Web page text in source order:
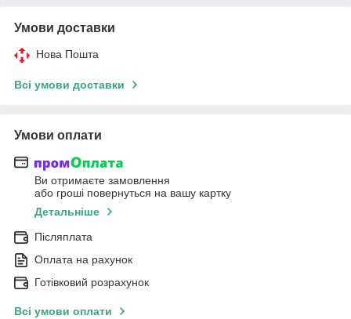
Умови доставки
Нова Пошта
Всі умови доставки
Умови оплати
Ви отримаєте замовлення
або гроші повернуться на вашу картку
Детальніше
Післяплата
Оплата на рахунок
Готівковий розрахунок
Всі умови оплати